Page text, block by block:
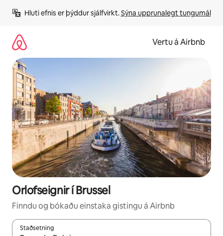
beint
Hluti efnis er þýddur sjálfvirkt. Sýna upprunalegt tungumál
Vertu á Airbnb
Orlofseignir í Brussel
Finndu og bókaðu einstaka gistingu á Airbnb
Staðsetning